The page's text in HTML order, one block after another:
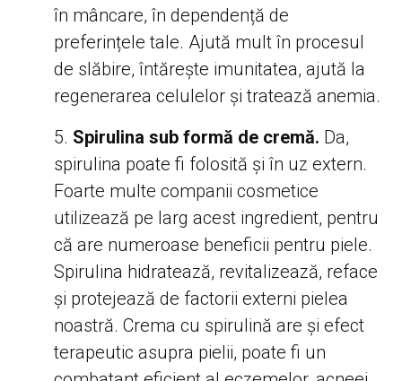
în mâncare, în dependență de
preferințele tale. Ajută mult în procesul
de slăbire, întărește imunitatea, ajută la
regenerarea celulelor și tratează anemia.
Spirulina sub formă de cremă. Da,
spirulina poate fi folosită și în uz extern.
Foarte multe companii cosmetice
utilizează pe larg acest ingredient, pentru
că are numeroase beneficii pentru piele.
Spirulina hidratează, revitalizează, reface
și protejează de factorii externi pielea
noastră. Crema cu spirulină are și efect
terapeutic asupra pielii, poate fi un